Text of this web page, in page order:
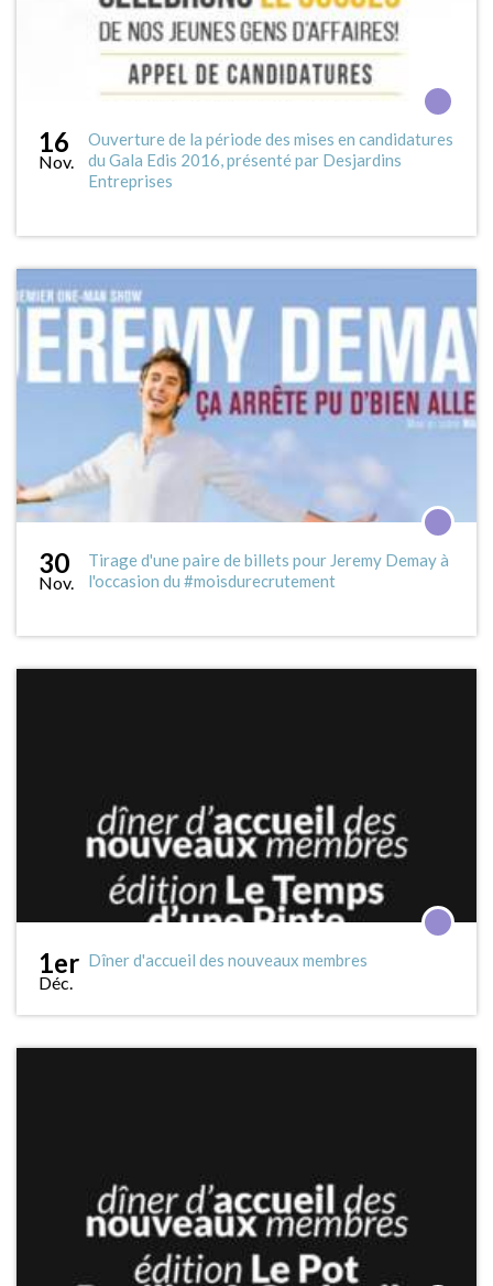
16
Nov.
Ouverture de la période des mises en candidatures
du Gala Edis 2016, présenté par Desjardins
Entreprises
30
Nov.
Tirage d'une paire de billets pour Jeremy Demay à
l'occasion du #moisdurecrutement
1er
Déc.
Dîner d'accueil des nouveaux membres